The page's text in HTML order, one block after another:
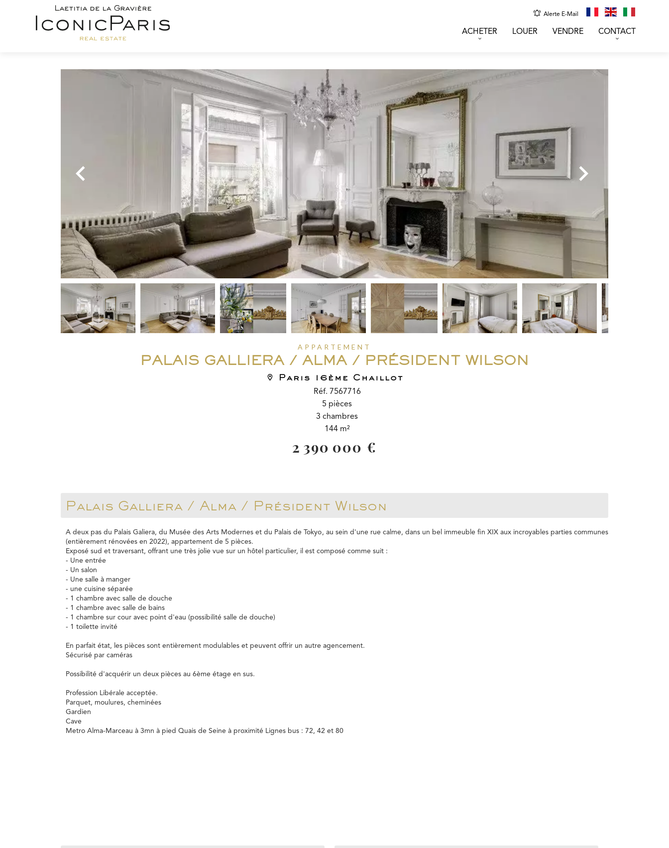
Alerte E-Mail
ACHETER LOUER VENDRE CONTACT
APPARTEMENT
PALAIS GALLIERA / ALMA / PRÉSIDENT WILSON
Paris 16ème Chaillot
Réf. 7567716
5 pièces
3 chambres
144 m²
2 390 000 €
Palais Galliera / Alma / Président Wilson
A deux pas du Palais Galiera, du Musée des Arts Modernes et du Palais de Tokyo, au sein d'une rue calme, dans un bel immeuble fin XIX aux incroyables parties communes
(entièrement rénovées en 2022), appartement de 5 pièces.
Exposé sud et traversant, offrant une très jolie vue sur un hôtel particulier, il est composé comme suit :
- Une entrée
- Un salon
- Une salle à manger
- une cuisine séparée
- 1 chambre avec salle de douche
- 1 chambre avec salle de bains
- 1 chambre sur cour avec point d'eau (possibilité salle de douche)
- 1 toilette invité
En parfait état, les pièces sont entièrement modulables et peuvent offrir un autre agencement.
Sécurisé par caméras
Possibilité d'acquérir un deux pièces au 6ème étage en sus.
Profession Libérale acceptée.
Parquet, moulures, cheminées
Gardien
Cave
Metro Alma-Marceau à 3mn à pied Quais de Seine à proximité Lignes bus : 72, 42 et 80